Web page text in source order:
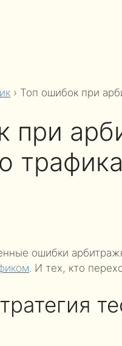
› Топ ошибок при
при
трафика
ошибки
. И тех, кто